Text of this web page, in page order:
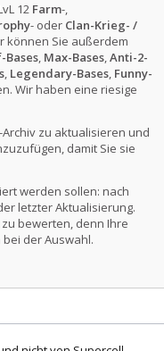
12 Farm-,
- oder Clan-Krieg- /
können Sie außerdem
Bases, Max-Bases,Anti-2-
, Legendary-Bases, Funny-
Wir haben eine riesige
zu aktualisieren und
damit Sie sie
werden sollen: nach
letzter Aktualisierung.
bewerten, denn Ihre
der Auswahl.